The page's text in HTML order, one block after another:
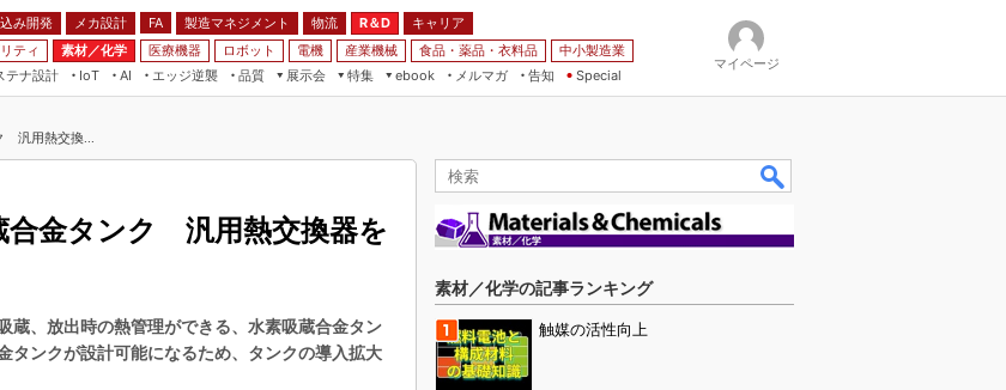
み開発 メカ設計 FA 製造マネジメント 物流 R＆D
キャリア
ティ 素材／化学 医療機器 ロボット 電機 産業機械 食品・薬品・衣料品
中小製造業
テナ設計
IoT
AI
エッジ逆襲 品質
展示会
JIMTOF
IIFES
TECHNO-FRONTIER
特集
組み込み画像技術
組み込みモデリング
ebook
メルマガ
告知 Special
マイページ
汎用熱交換...
合金タンク 汎用熱交換器を
蔵、放出時の熱管理ができる、水素吸蔵合金タン
タンクが設計可能になるため、タンクの導入拡大
素材／化学の記事ランキング
触媒の活性向上